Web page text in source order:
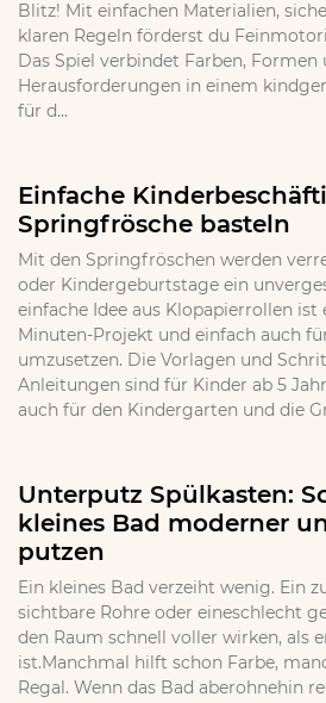
Blitz! Mit einfachen Materialien,
klaren Regeln förderst du
Das Spiel verbindet Farben,
Herausforderungen in einem
für d...
Einfache
Springfrösche basteln
Mit den Springfröschen werden
oder Kindergeburtstage ein
einfache Idee aus Klopapierrollen ist
Minuten-Projekt und einfach auch
umzusetzen. Die Vorlagen und
Anleitungen sind für Kinder ab 5
auch für den Kindergarten und die
Unterputz Spülkasten:
kleines Bad moderner
putzen
Ein kleines Bad verzeiht wenig. Ein
sichtbare Rohre oder eineschlecht
den Raum schnell voller wirken, als
ist.Manchmal hilft schon Farbe,
Regal. Wenn das Bad aberohnehin